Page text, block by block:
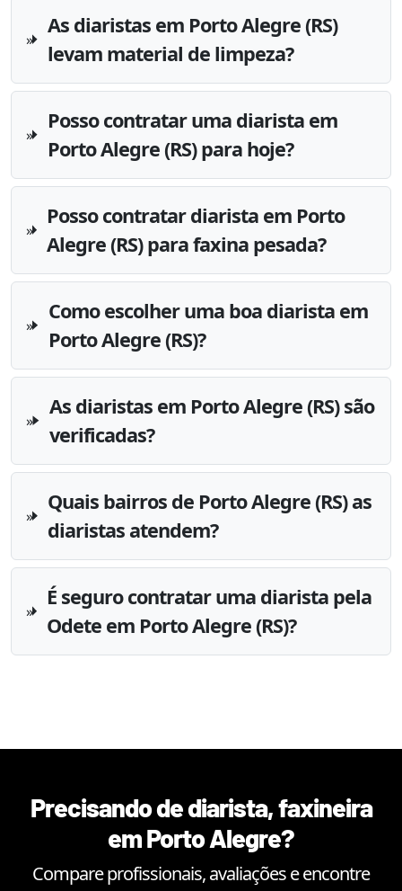
As diaristas em Porto Alegre (RS)
levam material de limpeza?
Posso contratar uma diarista em
Porto Alegre (RS) para hoje?
Posso contratar diarista em Porto
Alegre (RS) para faxina pesada?
Como escolher uma boa diarista em
Porto Alegre (RS)?
As diaristas em Porto Alegre (RS) são
verificadas?
Quais bairros de Porto Alegre (RS) as
diaristas atendem?
É seguro contratar uma diarista pela
Odete em Porto Alegre (RS)?
Precisando de diarista, faxineira
emPorto Alegre?
Compare profissionais, avaliações e encontre